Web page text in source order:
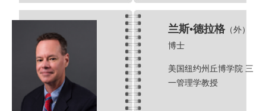
兰斯•德拉格（外）
博士
美国纽约州丘博学院 三
一管理学教授